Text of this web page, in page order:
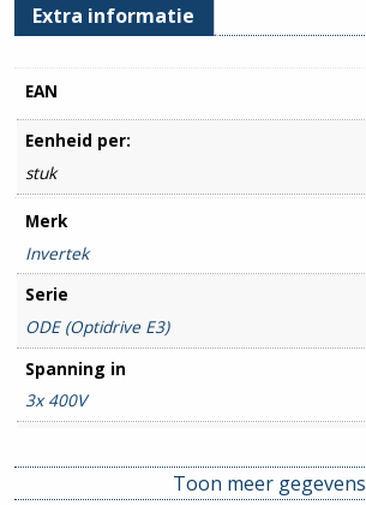
Extra informatie
EAN
Eenheid per:
stuk
Merk
Invertek
Serie
ODE (Optidrive E3)
Spanning in
3x 400V
3x 400V
Toon meer gegevens